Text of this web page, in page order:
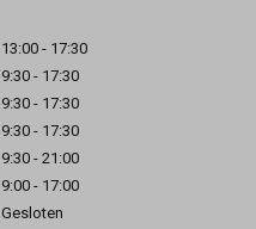
13:00 - 17:30
9:30 - 17:30
9:30 - 17:30
9:30 - 17:30
9:30 - 21:00
9:00 - 17:00
Gesloten